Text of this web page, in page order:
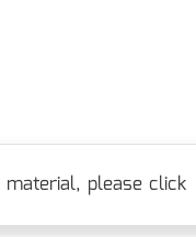
please click